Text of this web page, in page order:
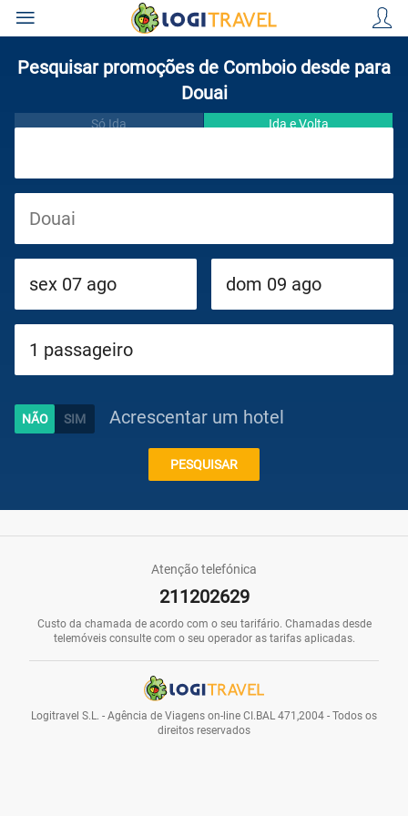
Cruzeiros
Circuitos
Caraíbas
Pesquisar promoções de Comboio desde para
Douai
Só Ida Ida e Volta
Acrescentar um hotel
PESQUISAR
Atenção telefónica
211202629
Custo da chamada de acordo com o seu tarifário. Chamadas desde
telemóveis consulte com o seu operador as tarifas aplicadas.
Logitravel S.L. - Agência de Viagens on-line CI.BAL 471,2004 - Todos os
direitos reservados